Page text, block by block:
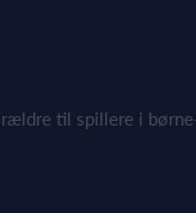
til spillere i